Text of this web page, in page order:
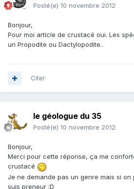
Posté(e) 10 novembre 2012
Bonjour,
Pour moi article de crustacé oui. Les
un Propodite ou Dactylopodite..
Citer
le géologue du 35
Posté(e) 10 novembre 2012
Bonjour,
Merci pour cette réponse, ça me
crustacé
Je ne demande pas un genre mais si
suis preneur :D